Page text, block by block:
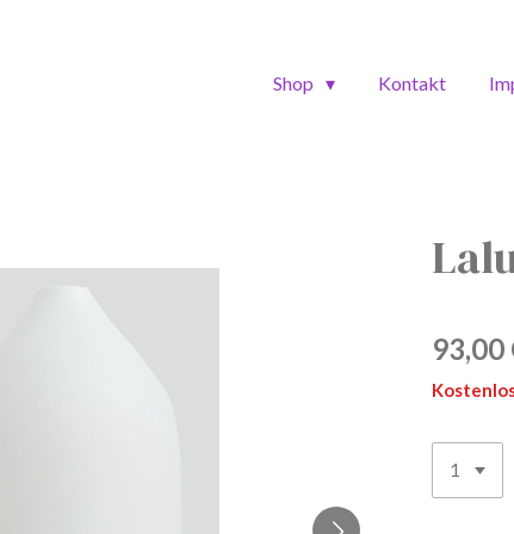
Shop Kontakt
93,00